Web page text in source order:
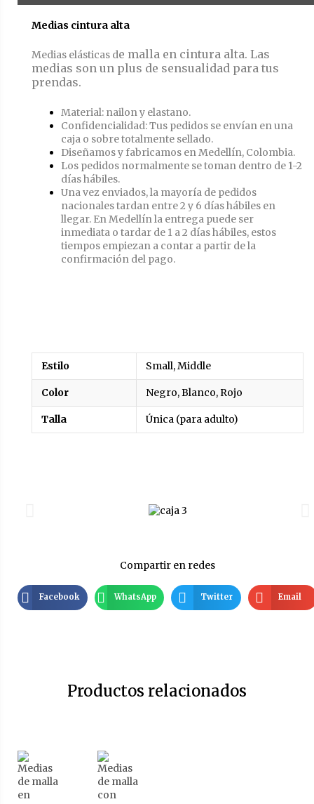
Medias cintura alta
Medias elásticas de malla en cintura alta. Las
medias son un plus de sensualidad para tus
prendas.
Material: nailon y elastano.
Confidencialidad: Tus pedidos se envían en una
caja o sobre totalmente sellado.
Diseñamos y fabricamos en Medellín, Colombia.
Los pedidos normalmente se toman dentro de 1-2
días hábiles.
Una vez enviados, la mayoría de pedidos
nacionales tardan entre 2 y 6 días hábiles en
llegar. En Medellín la entrega puede ser
inmediata o tardar de 1 a 2 días hábiles, estos
tiempos empiezan a contar a partir de la
confirmación del pago.
Estilo Small, Middle
Color Negro, Blanco, Rojo
Talla Única (para adulto)
Compartir en redes
Facebook WhatsApp Twitter Email
Productos relacionados